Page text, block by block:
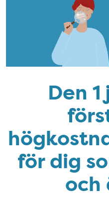
Den
för dig
och